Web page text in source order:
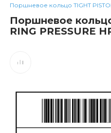
Поршневое кольцо TIGHT PISTON
Поршневое
RING PRESSURE